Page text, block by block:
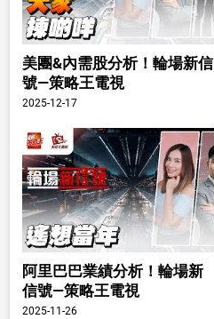
美團&內需股分析！輪場新信
號—策略王電視
2025-12-17
阿里巴巴業績分析！輪場新
信號—策略王電視
2025-11-26